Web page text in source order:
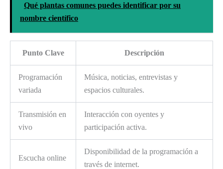
Qué plantas comunes puedes identificar por su
nombre científico
Punto Clave Descripción
Programación
variada
Música, noticias, entrevistas y
espacios culturales.
Transmisión en
vivo
Interacción con oyentes y
participación activa.
Escucha online
Disponibilidad de la programación a
través de internet.